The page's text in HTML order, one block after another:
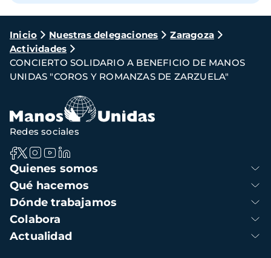
Ruta
de
navegación
Inicio Nuestras delegaciones
Zaragoza
Actividades
CONCIERTO SOLIDARIO A BENEFICIO DE MANOS
UNIDAS "COROS Y ROMANZAS DE ZARZUELA"
Navegación
principal
Quienes somos
Qué hacemos
Dónde trabajamos
Colabora
Actualidad
Redes sociales